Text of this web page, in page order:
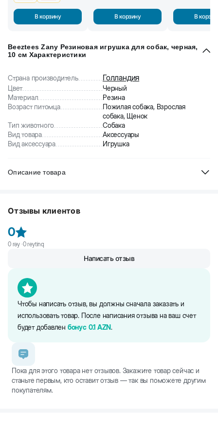
В корзину В корзину В
Beeztees Zany Резиновая игрушка для собак, черная,
10 см Характеристики
Страна производитель Голландия
Цвет
Черный
Материал
Резина
Возраст питомца
Пожилая собака, Взрослая
собака, Щенок
Тип животного
Собака
Вид товара
Аксессуары
Вид аксессуара
Игрушка
Описание товара
резины. Размер: 10 см.
Отзывы клиентов
0
0rəy ·0reytinq
Чтобы написать отзыв, вы должны сначала заказать и
использовать товар. После написания отзыва на ваш счет
будет добавлен бонус 0.1 AZN.
Написать отзыв
Пока для этого товара нет отзывов. Закажите товар сейчас и
станьте первым, кто оставит отзыв — так вы поможете другим
покупателям.